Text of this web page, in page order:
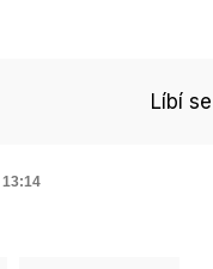
Líbí
13:14